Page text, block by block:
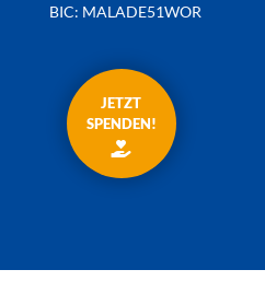
BIC: MALADE51WOR
JETZT
SPENDEN!